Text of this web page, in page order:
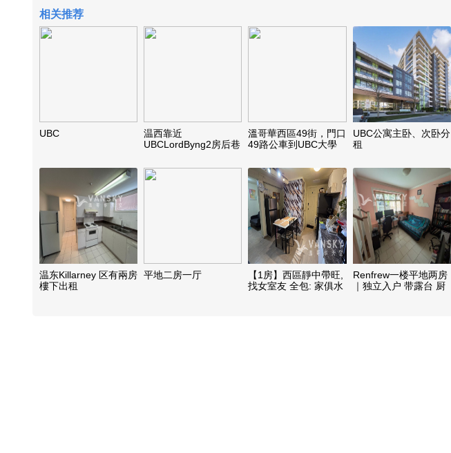
相关推荐
UBC
温西靠近
UBCLordByng2房后巷
溫哥華西區49街，門口
49路公車到UBC大學
UBC公寓主卧、次卧分
租
温东Killarney 区有兩房
樓下出租
平地二房一厅
【1房】西區靜中帶旺,
找女室友 全包: 家俱水
Renfrew一楼平地两房
｜独立入户 带露台 厨